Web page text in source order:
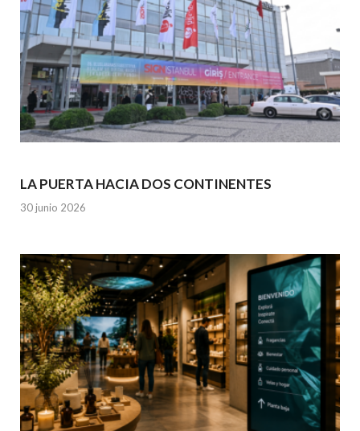
LA PUERTA HACIA DOS CONTINENTES
30 junio 2026